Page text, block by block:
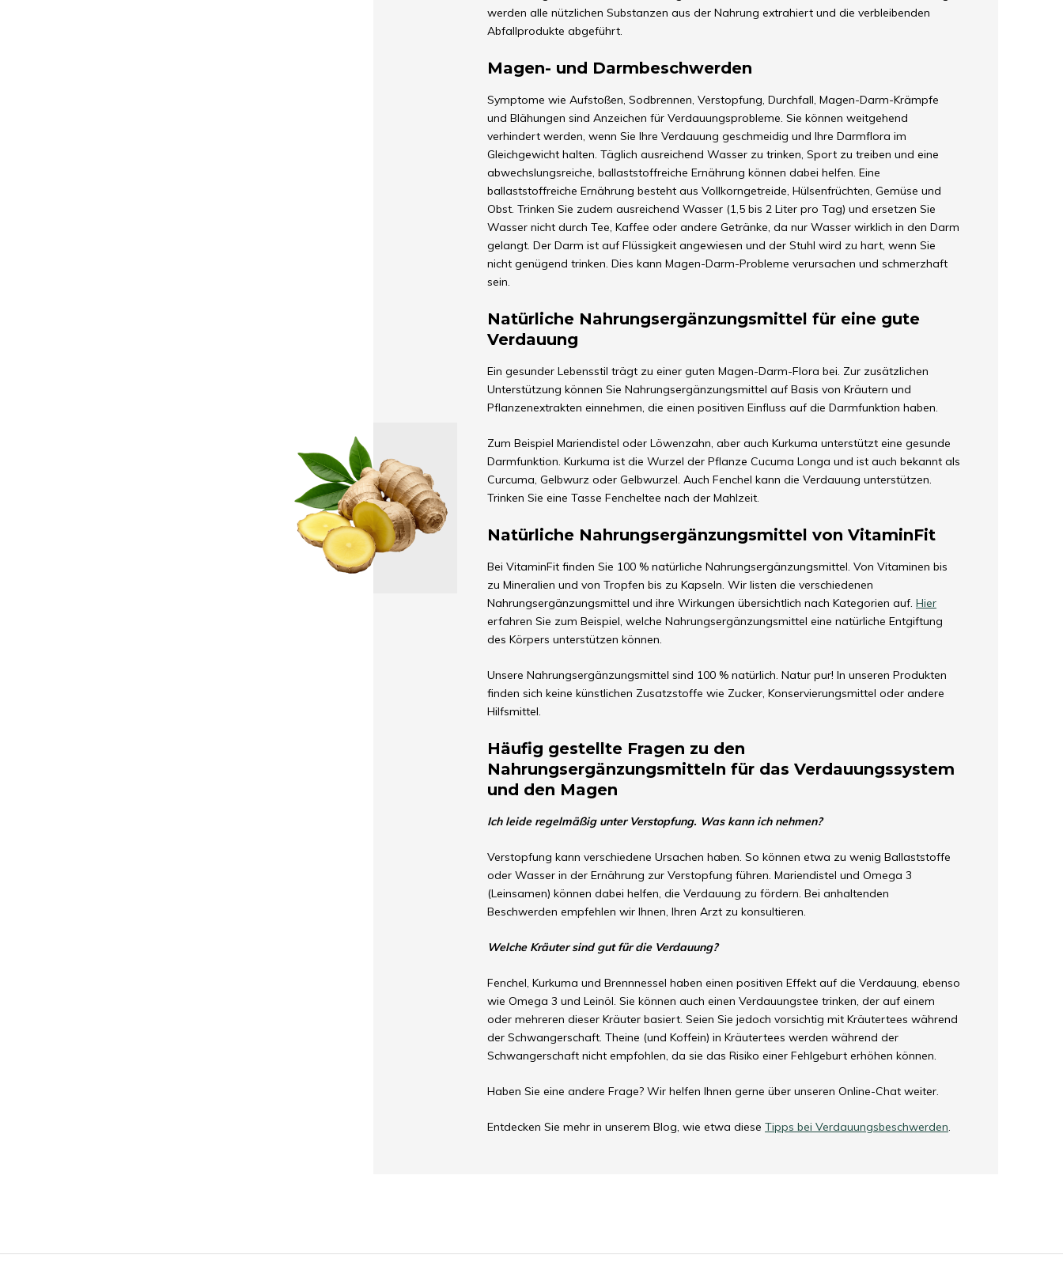
werden alle nützlichen Substanzen aus der Nahrung extrahiert und die verbleibenden
Abfallprodukte abgeführt.
Magen- und Darmbeschwerden
Symptome wie Aufstoßen, Sodbrennen, Verstopfung, Durchfall, Magen-Darm-Krämpfe
und Blähungen sind Anzeichen für Verdauungsprobleme. Sie können weitgehend
verhindert werden, wenn Sie Ihre Verdauung geschmeidig und Ihre Darmflora im
Gleichgewicht halten. Täglich ausreichend Wasser zu trinken, Sport zu treiben und eine
abwechslungsreiche, ballaststoffreiche Ernährung können dabei helfen. Eine
ballaststoffreiche Ernährung besteht aus Vollkorngetreide, Hülsenfrüchten, Gemüse und
Obst. Trinken Sie zudem ausreichend Wasser (1,5 bis 2 Liter pro Tag) und ersetzen Sie
Wasser nicht durch Tee, Kaffee oder andere Getränke, da nur Wasser wirklich in den Darm
gelangt. Der Darm ist auf Flüssigkeit angewiesen und der Stuhl wird zu hart, wenn Sie
nicht genügend trinken. Dies kann Magen-Darm-Probleme verursachen und schmerzhaft
sein.
Natürliche Nahrungsergänzungsmittel für eine gute
Verdauung
Ein gesunder Lebensstil trägt zu einer guten Magen-Darm-Flora bei. Zur zusätzlichen
Unterstützung können Sie Nahrungsergänzungsmittel auf Basis von Kräutern und
Pflanzenextrakten einnehmen, die einen positiven Einfluss auf die Darmfunktion haben.
Zum Beispiel Mariendistel oder Löwenzahn, aber auch Kurkuma unterstützt eine gesunde
Darmfunktion. Kurkuma ist die Wurzel der Pflanze Cucuma Longa und ist auch bekannt als
Curcuma, Gelbwurz oder Gelbwurzel. Auch Fenchel kann die Verdauung unterstützen.
Trinken Sie eine Tasse Fencheltee nach der Mahlzeit.
Natürliche Nahrungsergänzungsmittel von VitaminFit
Bei VitaminFit finden Sie 100 % natürliche Nahrungsergänzungsmittel. Von Vitaminen bis
zu Mineralien und von Tropfen bis zu Kapseln. Wir listen die verschiedenen
Nahrungsergänzungsmittel und ihre Wirkungen übersichtlich nach Kategorien auf. Hier
erfahren Sie zum Beispiel, welche Nahrungsergänzungsmittel eine natürliche Entgiftung
des Körpers unterstützen können.
Unsere Nahrungsergänzungsmittel sind 100 % natürlich. Natur pur! In unseren Produkten
finden sich keine künstlichen Zusatzstoffe wie Zucker, Konservierungsmittel oder andere
Hilfsmittel.
Häufig gestellte Fragen zu den
Nahrungsergänzungsmitteln für das Verdauungssystem
und den Magen
Ich leide regelmäßig unter Verstopfung. Was kann ich nehmen?
Verstopfung kann verschiedene Ursachen haben. So können etwa zu wenig Ballaststoffe
oder Wasser in der Ernährung zur Verstopfung führen. Mariendistel und Omega 3
(Leinsamen) können dabei helfen, die Verdauung zu fördern. Bei anhaltenden
Beschwerden empfehlen wir Ihnen, Ihren Arzt zu konsultieren.
Welche Kräuter sind gut für die Verdauung?
Fenchel, Kurkuma und Brennnessel haben einen positiven Effekt auf die Verdauung, ebenso
wie Omega 3 und Leinöl. Sie können auch einen Verdauungstee trinken, der auf einem
oder mehreren dieser Kräuter basiert. Seien Sie jedoch vorsichtig mit Kräutertees während
der Schwangerschaft. Theine (und Koffein) in Kräutertees werden während der
Schwangerschaft nicht empfohlen, da sie das Risiko einer Fehlgeburt erhöhen können.
Haben Sie eine andere Frage? Wir helfen Ihnen gerne über unseren Online-Chat weiter.
Entdecken Sie mehr in unserem Blog, wie etwa diese Tipps bei Verdauungsbeschwerden.